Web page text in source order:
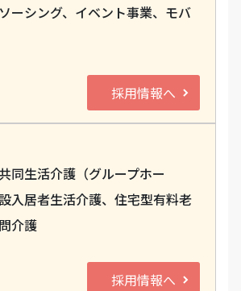
ーシング、イベント事業、モバ
採用情報へ
同生活介護（グループホー
入居者生活介護、住宅型有料老
介護
採用情報へ